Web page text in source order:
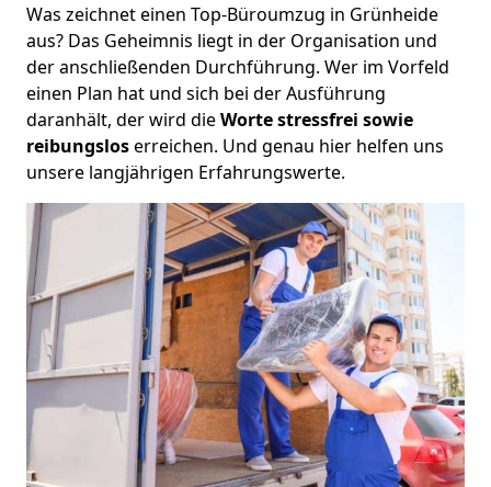
Was zeichnet einen Top-Büroumzug in Grünheide
aus? Das Geheimnis liegt in der Organisation und
der anschließenden Durchführung. Wer im Vorfeld
einen Plan hat und sich bei der Ausführung
daranhält, der wird dieWorte stressfrei sowie
reibungsloserreichen. Und genau hier helfen uns
unsere langjährigen Erfahrungswerte.